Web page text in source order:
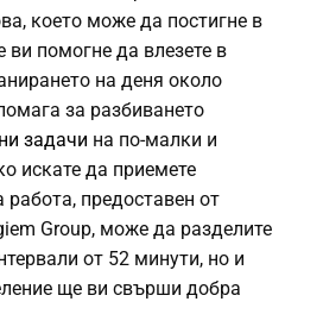
което може да постигне в
помогне да влезете в
на деня около
за разбиването
задачи на по-малки и
искате да приемете
предоставен от
Group, може да разделите
от 52 минути, но и
ще ви свърши добра